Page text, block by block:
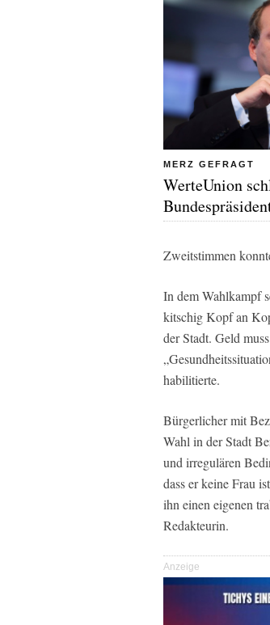
MERZ GEFRAGT
WerteUnion
Zweitstimmen
In dem Wahlkampf
kitschig Kopf an
der Stadt. Geld
habilitierte.
Bürgerlicher mit
Wahl in der Stadt
und irregulären
dass er keine Frau
ihn einen eigenen
Redakteurin.
Anzeige